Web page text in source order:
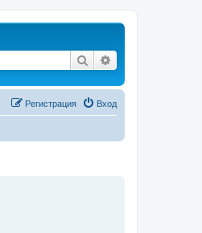
Поиск
Вход
Регистрация